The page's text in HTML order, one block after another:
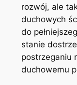
rozwój, ale
duchowych
do
stanie
postrzeganiu
duchowemu